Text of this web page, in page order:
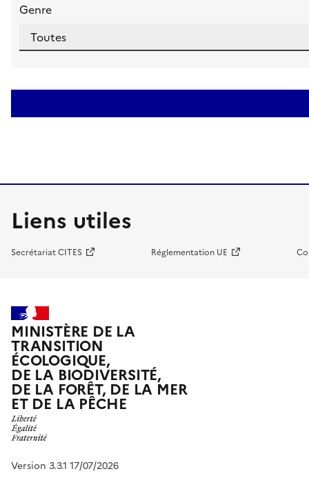
Genre
Liens utiles
Secrétariat CITES Réglementation UE
MINISTÈRE DE LA
TRANSITION
ÉCOLOGIQUE,
DE LA BIODIVERSITÉ,
DE LA FORÊT, DE LA MER
ET DE LA PÊCHE
Version 3.3.1 17/07/2026